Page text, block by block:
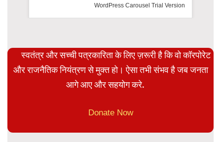
स्वतंत्र और सच्ची पत्रकारिता के लिए ज़रूरी है कि वो कॉरपोरेट
और राजनैतिक नियंत्रण से मुक्त हो। ऐसा तभी संभव है जब जनता
आगे आए और सहयोग करे.
Donate Now